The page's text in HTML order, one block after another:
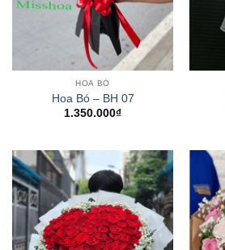
HOA BÓ
Hoa Bó – BH 07
1.350.000₫